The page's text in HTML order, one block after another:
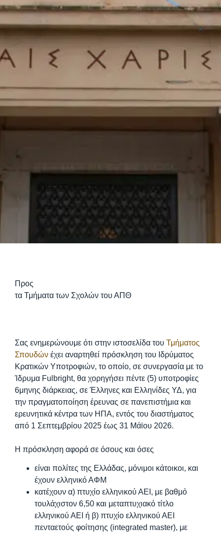
Προς
τα Τμήματα των Σχολών του ΑΠΘ
Σας ενημερώνουμε ότι στην ιστοσελίδα του Τμήματος
Σπουδών έχει αναρτηθεί πρόσκληση του Ιδρύματος
Κρατικών Υποτροφιών, το οποίο, σε συνεργασία με το
Ίδρυμα Fulbright, θα χορηγήσει πέντε (5) υποτροφίες
6μηνης διάρκειας, σε Έλληνες και Ελληνίδες ΥΔ, για
την πραγματοποίηση έρευνας σε πανεπιστήμια και
ερευνητικά κέντρα των ΗΠΑ, εντός του διαστήματος
από 1 Σεπτεμβρίου 2025 έως 31 Μάϊου 2026.
Η πρόσκληση αφορά σε όσους και όσες
είναι πολίτες της Ελλάδας, μόνιμοι κάτοικοι, και
έχουν ελληνικό ΑΦΜ
κατέχουν α) πτυχίο ελληνικού ΑΕΙ, με βαθμό
τουλάχιστον 6,50 και μεταπτυχιακό τίτλο
ελληνικού ΑΕΙ ή β) πτυχίο ελληνικού ΑΕΙ
πενταετούς φοίτησης (integrated master), με